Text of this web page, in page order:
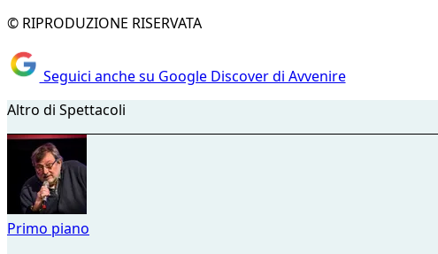
© RIPRODUZIONE RISERVATA
Seguici anche su Google Discover di Avvenire
Altro di Spettacoli
Primo piano